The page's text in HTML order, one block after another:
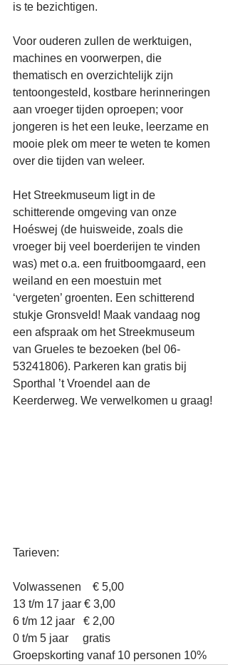
is te bezichtigen.
Voor ouderen zullen de werktuigen,
machines en voorwerpen, die
thematisch en overzichtelijk zijn
tentoongesteld, kostbare herinneringen
aan vroeger tijden oproepen; voor
jongeren is het een leuke, leerzame en
mooie plek om meer te weten te komen
over die tijden van weleer.
Het Streekmuseum ligt in de
schitterende omgeving van onze
Hoéswej (de huisweide, zoals die
vroeger bij veel boerderijen te vinden
was) met o.a. een fruitboomgaard, een
weiland en een moestuin met
‘vergeten’ groenten. Een schitterend
stukje Gronsveld! Maak vandaag nog
een afspraak om het Streekmuseum
van Grueles te bezoeken (bel 06-
53241806). Parkeren kan gratis bij
Sporthal ’t Vroendel aan de
Keerderweg. We verwelkomen u graag!
Tarieven:
Volwassenen    € 5,00
13 t/m 17 jaar € 3,00
6 t/m 12 jaar   € 2,00
0 t/m 5 jaar     gratis
Groepskorting vanaf 10 personen 10%